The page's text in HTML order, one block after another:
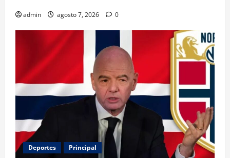
admin agosto 7, 2026 0
Deportes Principal